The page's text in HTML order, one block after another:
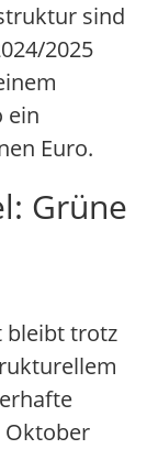
sind
2025
ein
Euro.
Grüne
bleibt trotz
Oktober